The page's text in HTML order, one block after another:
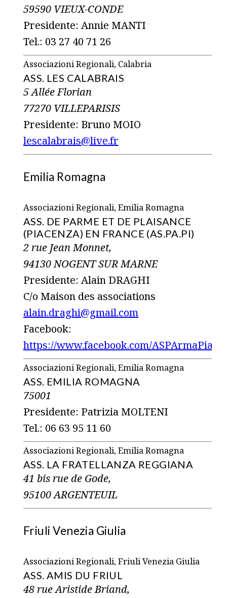
59590 VIEUX-CONDE
Presidente: Annie MANTI
Tel.: 03 27 40 71 26
Associazioni Regionali, Calabria
ASS. LES CALABRAIS
5 Allée Florian
77270 VILLEPARISIS
Presidente: Bruno MOIO
lescalabrais@live.fr
Emilia Romagna
Associazioni Regionali, Emilia Romagna
ASS. DE PARME ET DE PLAISANCE
(PIACENZA) EN FRANCE (AS.PA.PI)
2 rue Jean Monnet,
94130 NOGENT SUR MARNE
Presidente: Alain DRAGHI
C/o Maison des associations
alain.draghi@gmail.com
Facebook:
https://www.facebook.com/
Associazioni Regionali, Emilia Romagna
ASS. EMILIA ROMAGNA
75001
Presidente: Patrizia MOLTENI
Tel.: 06 63 95 11 60
Associazioni Regionali, Emilia Romagna
ASS. LA FRATELLANZA REGGIANA
41 bis rue de Gode,
95100 ARGENTEUIL
Friuli Venezia Giulia
Associazioni Regionali, Friuli Venezia Giulia
ASS. AMIS DU FRIUL
48 rue Aristide Briand,